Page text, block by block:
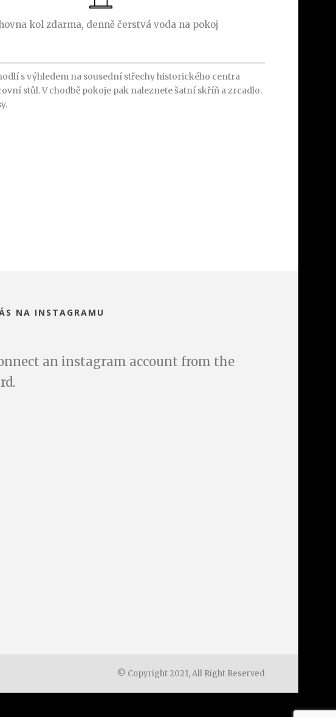
kol zdarma, denně čerstvá voda na pokoj
s výhledem na sousední střechy historického centra
stůl. V chodbě pokoje pak naleznete šatní skříň a zrcadlo.
NA INSTAGRAMU
an instagram account from the
© Copyright 2021, All Right Reserved